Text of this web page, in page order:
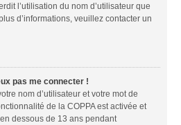
l’utilisation du nom d’utilisateur que
d’informations, veuillez contacter un
pas me connecter !
nom d’utilisateur et votre mot de
de la COPPA est activée et
dessous de 13 ans pendant